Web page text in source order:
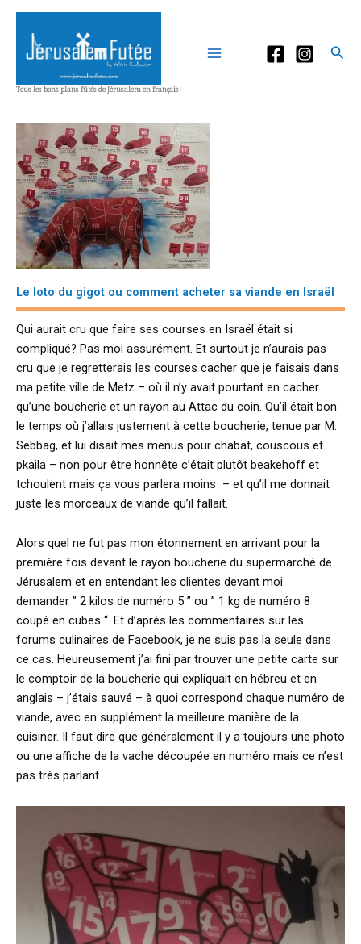
Aller
contenu
Tous les bons plans fûtés de Jérusalem en français!
Le loto du gigot ou comment acheter sa viande en Israël
Qui aurait cru que faire ses courses en Israël était si
compliqué? Pas moi assurément. Et surtout je n’aurais pas
cru que je regretterais les courses cacher que je faisais dans
ma petite ville de Metz – où il n’y avait pourtant en cacher
qu’une boucherie et un rayon au Attac du coin. Qu’il était bon
le temps où j’allais justement à cette boucherie, tenue par M.
Sebbag, et lui disait mes menus pour chabat, couscous et
pkaila – non pour être honnête c’était plutôt beakehoff et
tchoulent mais ça vous parlera moins – et qu’il me donnait
juste les morceaux de viande qu’il fallait.
Alors quel ne fut pas mon étonnement en arrivant pour la
première fois devant le rayon boucherie du supermarché de
Jérusalem et en entendant les clientes devant moi
demander ” 2 kilos de numéro 5 ” ou ” 1 kg de numéro 8
coupé en cubes “. Et d’après les commentaires sur les
forums culinaires de Facebook, je ne suis pas la seule dans
ce cas. Heureusement j’ai fini par trouver une petite carte sur
le comptoir de la boucherie qui expliquait en hébreu et en
anglais – j’étais sauvé – à quoi correspond chaque numéro de
viande, avec en supplément la meilleure manière de la
cuisiner. Il faut dire que généralement il y a toujours une photo
ou une affiche de la vache découpée en numéro mais ce n’est
pas très parlant.